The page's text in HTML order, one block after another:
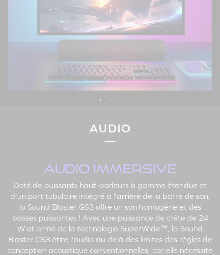
AUDIO
AUDIO IMMERSIVE
Doté de puissants haut-parleurs à gamme étendue et
d'un port tubulaire intégré à l'arrière de la barre de son,
la Sound Blaster GS3 offre un son homogène et des
basses puissantes ! Avec une puissance de crête de 24
W et armé de la technologie SuperWide™, la Sound
Blaster GS3 étire l'audio au-delà des limites des règles de
conception acoustique conventionnelles, car elle nécessite